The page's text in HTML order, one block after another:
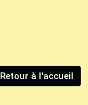
Retour à l'accueil